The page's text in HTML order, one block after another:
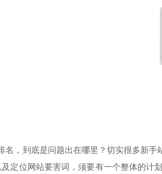
名，到底是问题出在哪里？切实很多新
定位网站要害词，须要有一个整体的